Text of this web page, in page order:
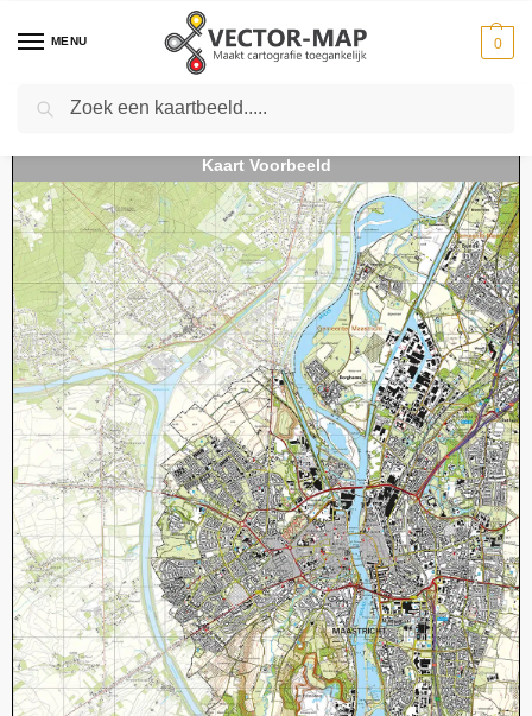
MENU 0
Home Kaarten - Topografische kaarten